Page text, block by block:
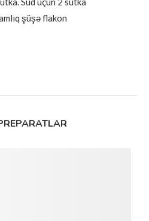
şüşə flakon